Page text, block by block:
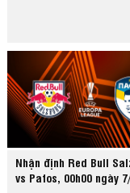
Nhận định Red Bull
vs Pafos, 00h00 ngày